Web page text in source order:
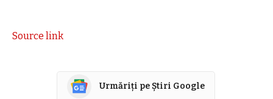
Source link
Urmăriți pe Știri Google